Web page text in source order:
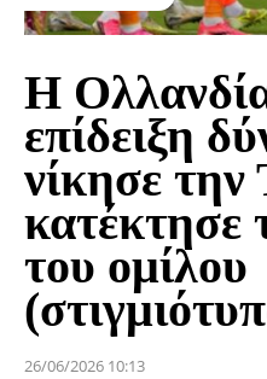
Η
επίδειξη
νίκησε την
κατέκτησε
του ομίλου
26/06/2026 10:13